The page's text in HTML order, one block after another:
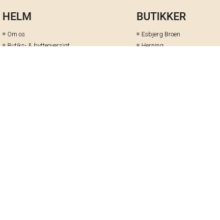
HELM
Om os
Butiks- & bytteoversigt
BUTIKKER
Esbjerg Broen
Herning